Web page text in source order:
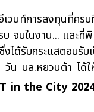
ท์การลงทุนที่ครบ
จบในงาน... และ
รับกระแสตอบรับ
บล.หยวนต้า ได้ใ
in the City